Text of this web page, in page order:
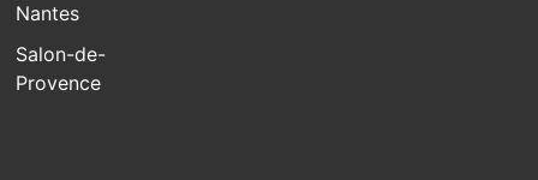
Nantes
Salon-de-
Provence